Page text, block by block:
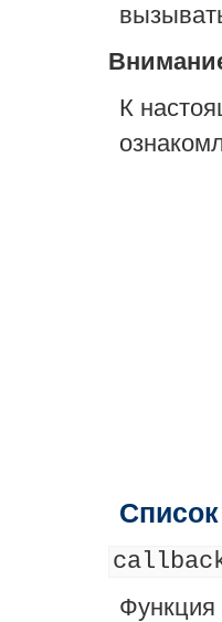
К
Функция